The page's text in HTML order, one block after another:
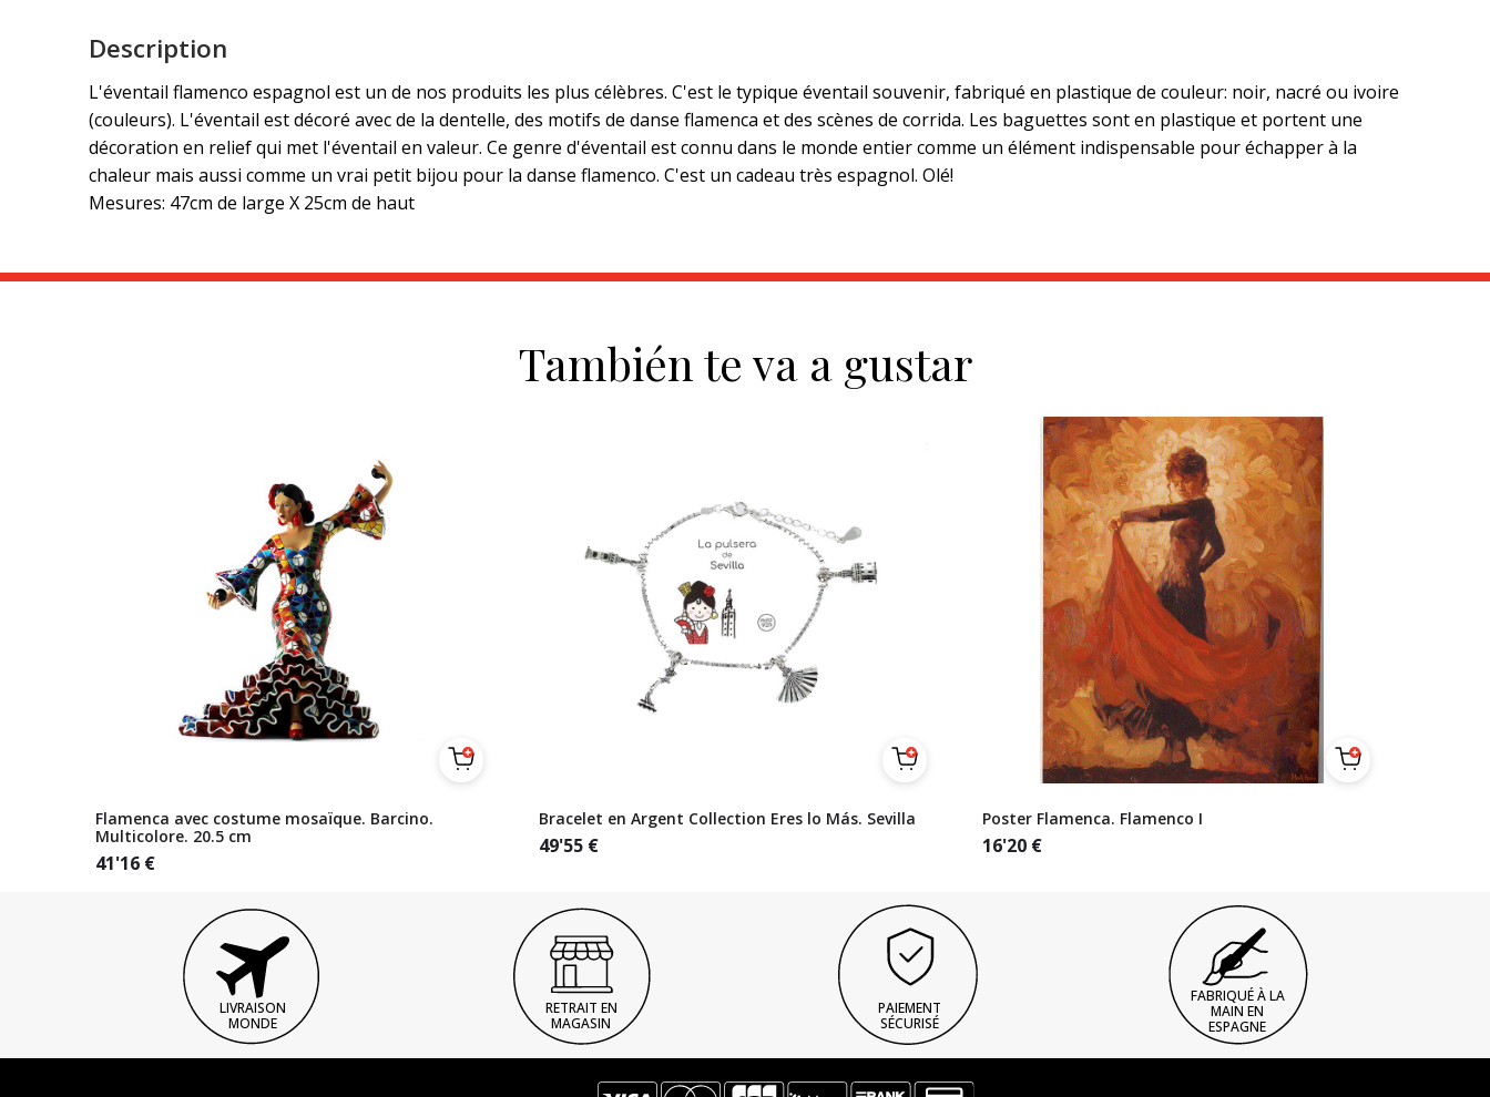
Description
L'éventail flamenco espagnol est un de nos produits les plus célèbres. C'est le typique éventail souvenir, fabriqué en plastique de couleur: noir, nacré ou ivoire
(couleurs). L'éventail est décoré avec de la dentelle, des motifs de danse flamenca et des scènes de corrida. Les baguettes sont en plastique et portent une
décoration en relief qui met l'éventail en valeur. Ce genre d'éventail est connu dans le monde entier comme un élément indispensable pour échapper à la
chaleur mais aussi comme un vrai petit bijou pour la danse flamenco. C'est un cadeau très espagnol. Olé!
Mesures: 47cm de large X 25cm de haut
También te va a gustar
Flamenca avec costume mosaïque. Barcino.
Multicolore. 20.5 cm
41'16 €
Bracelet en Argent Collection Eres lo Más. Sevilla
49'55 €
Poster Flamenca. Flamenco I
16'20 €
LIVRAISON
MONDE
RETRAIT EN
MAGASIN
PAIEMENT
SÉCURISÉ
FABRIQUÉ À LA
MAIN EN
ESPAGNE